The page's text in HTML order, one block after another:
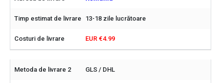
13-18 zile lucrătoare
EUR €4.99
GLS / DHL